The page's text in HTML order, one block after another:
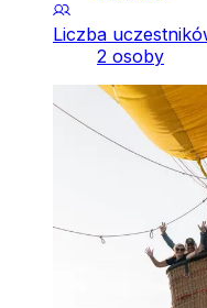
Liczba
2 osoby